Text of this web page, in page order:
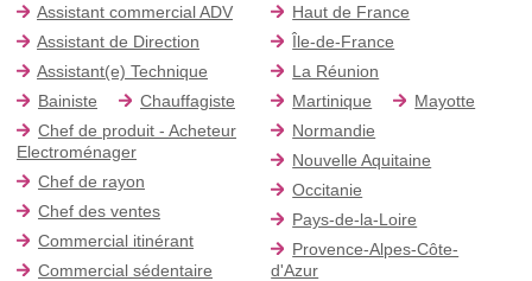
Assistant commercial ADV
Assistant de Direction
Assistant(e) Technique
Bainiste
Chauffagiste
Chef de produit - Acheteur
Electroménager
Chef de rayon
Chef des ventes
Commercial itinérant
Commercial sédentaire
Haut de France
Île-de-France
La Réunion
Martinique
Mayotte
Normandie
Nouvelle Aquitaine
Occitanie
Pays-de-la-Loire
Provence-Alpes-Côte-
d'Azur